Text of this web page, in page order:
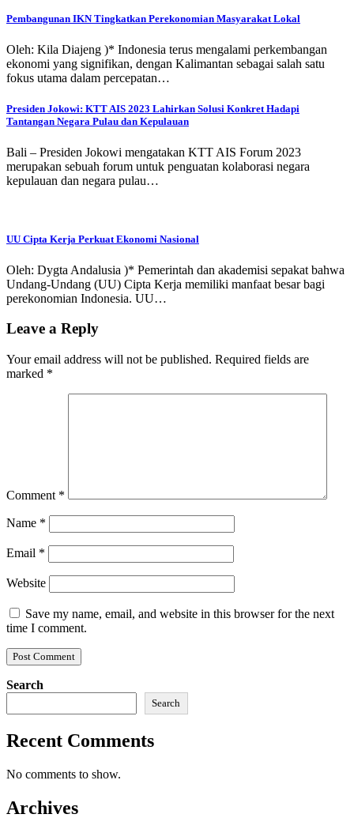
Pembangunan IKN Tingkatkan Perekonomian Masyarakat Lokal
Oleh: Kila Diajeng )* Indonesia terus mengalami perkembangan
ekonomi yang signifikan, dengan Kalimantan sebagai salah satu
fokus utama dalam percepatan…
Presiden Jokowi: KTT AIS 2023 Lahirkan Solusi Konkret Hadapi
Tantangan Negara Pulau dan Kepulauan
Bali – Presiden Jokowi mengatakan KTT AIS Forum 2023
merupakan sebuah forum untuk penguatan kolaborasi negara
kepulauan dan negara pulau…
UU Cipta Kerja Perkuat Ekonomi Nasional
Oleh: Dygta Andalusia )* Pemerintah dan akademisi sepakat bahwa
Undang-Undang (UU) Cipta Kerja memiliki manfaat besar bagi
perekonomian Indonesia. UU…
Leave a Reply
Your email address will not be published. Required fields are
marked *
Comment *
Name *
Email *
Website
Save my name, email, and website in this browser for the next
time I comment.
Search
Search
Recent Comments
No comments to show.
Archives